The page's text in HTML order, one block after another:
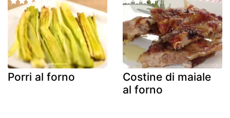
Porri al forno
Costine di maiale
al forno